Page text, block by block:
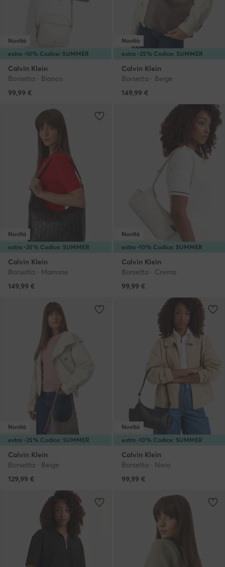
extra -10% Codice: SUMMER
Novità
Calvin Klein
Borsetta · Bianco
99,99 €
extra -25% Codice: SUMMER
Novità
Calvin Klein
Borsetta · Beige
149,99 €
extra -25% Codice: SUMMER
Novità
Calvin Klein
Borsetta · Marrone
149,99 €
extra -10% Codice: SUMMER
Novità
Calvin Klein
Borsetta · Crema
99,99 €
extra -25% Codice: SUMMER
Novità
Calvin Klein
Borsetta · Beige
129,99 €
extra -10% Codice: SUMMER
Novità
Calvin Klein
Borsetta · Nero
99,99 €